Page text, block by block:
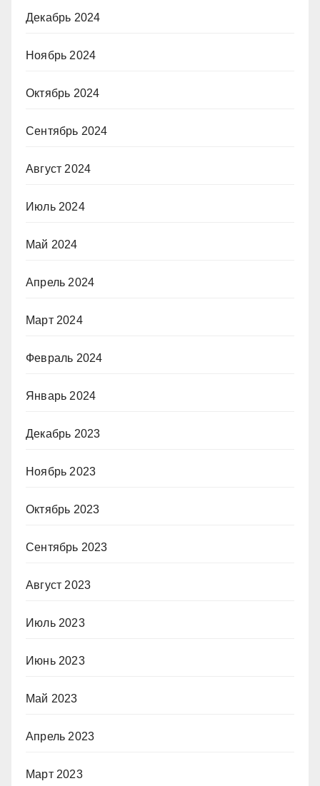
Декабрь 2024
Ноябрь 2024
Октябрь 2024
Сентябрь 2024
Август 2024
Июль 2024
Май 2024
Апрель 2024
Март 2024
Февраль 2024
Январь 2024
Декабрь 2023
Ноябрь 2023
Октябрь 2023
Сентябрь 2023
Август 2023
Июль 2023
Июнь 2023
Май 2023
Апрель 2023
Март 2023